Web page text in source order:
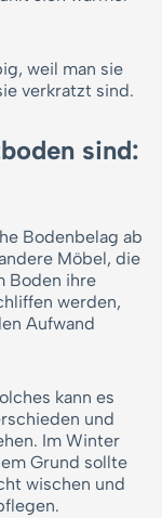
weil man sie
verkratzt sind.
sind:
Bodenbelag ab
Möbel, die
Boden ihre
werden,
Aufwand
kann es
und
Im Winter
Grund sollte
wischen und